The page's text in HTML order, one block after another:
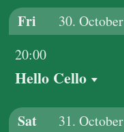
Fri 30. October
20:00
Hello Cello
Sat 31. October